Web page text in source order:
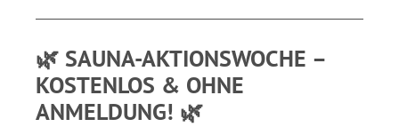
🌿 SAUNA-AKTIONSWOCHE –
KOSTENLOS & OHNE
ANMELDUNG! 🌿